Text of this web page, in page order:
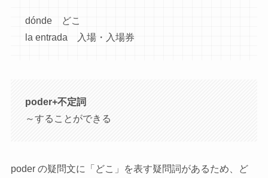
dónde どこ
la entrada 入場・入場券
poder+不定詞
～することができる
poder の疑問文に「どこ」を表す疑問詞があるため、ど